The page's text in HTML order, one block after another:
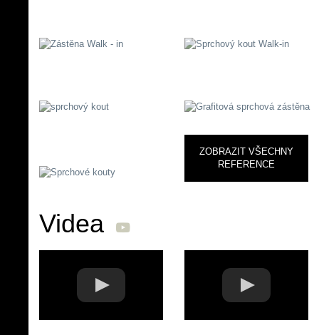
ZOBRAZIT VŠECHNY
REFERENCE
Videa